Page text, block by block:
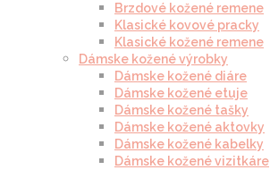
Brzdové kožené remene
Klasické kovové pracky
Klasické kožené remene
Dámske kožené výrobky
Dámske kožené diáre
Dámske kožené etuje
Dámske kožené tašky
Dámske kožené aktovky
Dámske kožené kabelky
Dámske kožené vizitkáre